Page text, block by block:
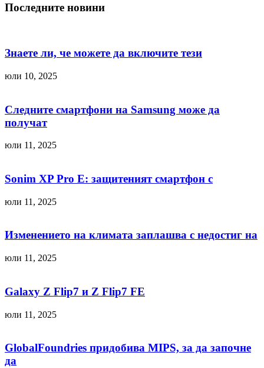
Последните новини
Знаете ли, че можете да включите тези
юли 10, 2025
Следните смартфони на Samsung може да
получат
юли 11, 2025
Sonim XP Pro E: защитеният смартфон с
юли 11, 2025
Изменението на климата заплашва с недостиг на
юли 11, 2025
Galaxy Z Flip7 и Z Flip7 FE
юли 11, 2025
GlobalFoundries придобива MIPS, за да започне
да